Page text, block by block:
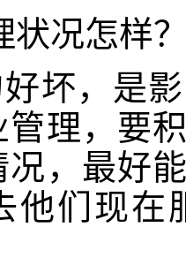
状况怎样
坏，是
理，要
，最好
他们现在